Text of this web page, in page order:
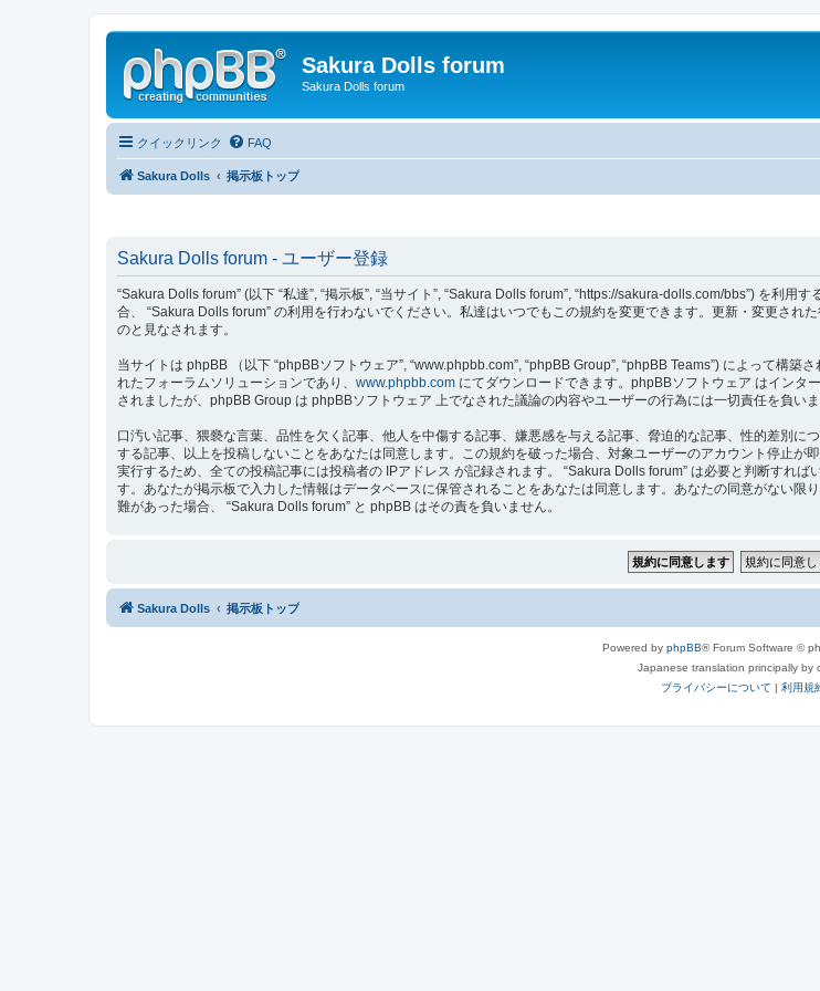
Sakura Dolls forum
Sakura Dolls forum
クイックリンク FAQ
Sakura Dolls 掲示板トップ
Sakura Dolls forum - ユーザー登録
“Sakura Dolls forum” (以下 “私達”, “掲示板”, “当サイト”, “Sakura Dolls forum”, “https://sakura-dolls.com/bbs”) を利
合、 “Sakura Dolls forum” の利用を行わないでください。私達はいつでもこの規約を変更できます。更新・変更され
のと見なされます。
当サイトは phpBB （以下 “phpBBソフトウェア”, “www.phpbb.com”, “phpBB Group”, “phpBB Teams”) によって構築
れたフォーラムソリューションであり、 www.phpbb.com にてダウンロードできます。phpBBソフトウェア はインタ
されましたが、phpBB Group は phpBBソフトウェア 上でなされた議論の内容やユーザーの行為には一切責任を負い
口汚い記事、猥褻な言葉、品性を欠く記事、他人を中傷する記事、嫌悪感を与える記事、脅迫的な記事、性的差別に
する記事、以上を投稿しないことをあなたは同意します。この規約を破った場合、対象ユーザーのアカウント停止
実行するため、全ての投稿記事には投稿者の IPアドレス が記録されます。 “Sakura Dolls forum” は必要と判断すれ
す。あなたが掲示板で入力した情報はデータベースに保管されることをあなたは同意します。あなたの同意がない
難があった場合、 “Sakura Dolls forum” と phpBB はその責を負いません。
Sakura Dolls 掲示板トップ
Powered by phpBB® Forum Software ©
Japanese translation principally by
プライバシーについて | 利用規